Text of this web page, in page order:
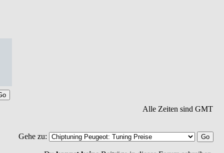
Alle Zeiten sind GMT
Gehe zu: